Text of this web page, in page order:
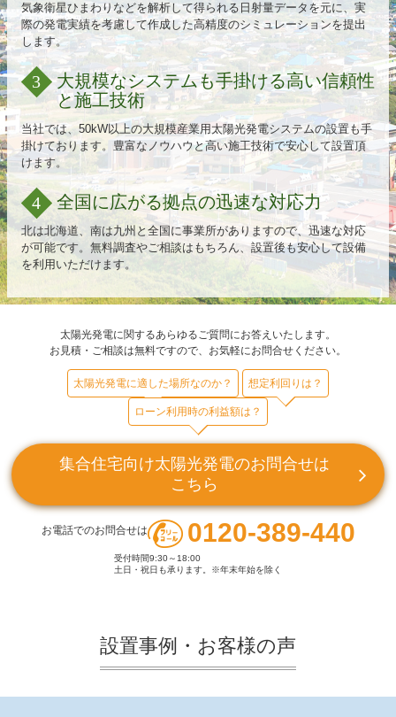
気象衛星ひまわりなどを解析して得られる日射量データを元に、実
際の発電実績を考慮して作成した高精度のシミュレーションを提出
します。
3
大規模なシステムも手掛ける高い信頼性
と施工技術
当社では、50kW以上の大規模産業用太陽光発電システムの設置も手
掛けております。豊富なノウハウと高い施工技術で安心して設置頂
けます。
4 全国に広がる拠点の迅速な対応力
北は北海道、南は九州と全国に事業所がありますので、迅速な対応
が可能です。無料調査やご相談はもちろん、設置後も安心して設備
を利用いただけます。
太陽光発電に関するあらゆるご質問にお答えいたします。
お見積・ご相談は無料ですので、お気軽にお問合せください。
太陽光発電に適した場所なのか？ 想定利回りは？
ローン利用時の利益額は？
集合住宅向け太陽光発電のお問合せは
こちら
お電話でのお問合せは 0120-389-440
受付時間9:30～18:00
土日・祝日も承ります。※年末年始を除く
設置事例・お客様の声